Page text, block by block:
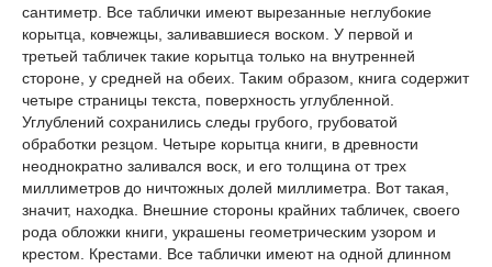
сантиметр. Все таблички имеют вырезанные неглубокие
корытца, ковчежцы, заливавшиеся воском. У первой и
третьей табличек такие корытца только на внутренней
стороне, у средней на обеих. Таким образом, книга содержит
четыре страницы текста, поверхность углубленной.
Углублений сохранились следы грубого, грубоватой
обработки резцом. Четыре корытца книги, в древности
неоднократно заливался воск, и его толщина от трех
миллиметров до ничтожных долей миллиметра. Вот такая,
значит, находка. Внешние стороны крайних табличек, своего
рода обложки книги, украшены геометрическим узором и
крестом. Крестами. Все таблички имеют на одной длинном